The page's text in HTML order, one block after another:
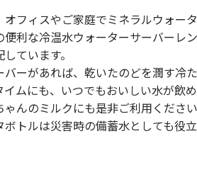
オフィスやご家庭でミネラルウォー
便利な冷温水ウォーターサーバーレ
ています。
バーがあれば、乾いたのどを潤す冷
ムにも、いつでもおいしい水が飲
んのミルクにも是非ご利用ください
トルは災害時の備蓄水としても役立